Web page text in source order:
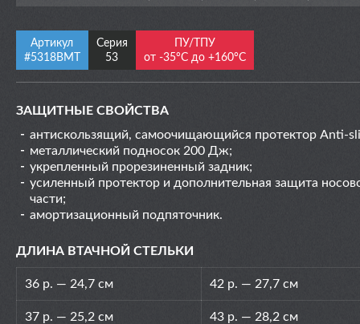
Артикул
#5318ВМT
Серия
53
ПУ/ТПУ
от -35°С до +160°С
ЗАЩИТНЫЕ СВОЙСТВА
антискользящий, самоочищающийся протектор Anti-
металлический подносок 200 Дж;
укрепленный прорезиненный задник;
усиленный протектор и дополнительная защита
части;
амортизационный подпяточник.
ДЛИНА ВТАЧНОЙ СТЕЛЬКИ
36 р. — 24,7 см 42 р. — 27,7 см
37 р. — 25,2 см 43 р. — 28,2 см